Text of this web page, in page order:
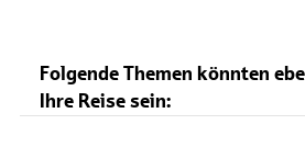
Folgende Themen könnten
Ihre Reise sein: